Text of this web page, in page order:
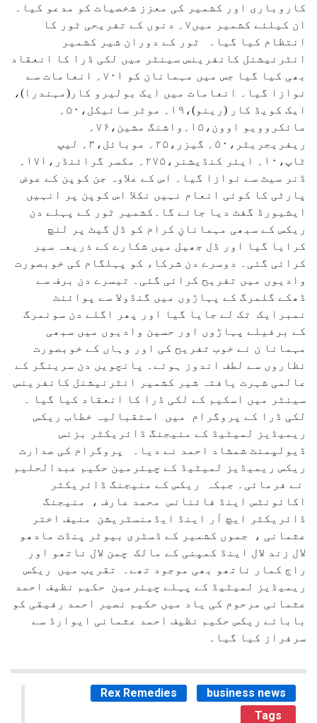
کاروباری اور کشمیر کی معزز شخصیات کو مدعو کیا۔
ان کیلئے کشمیر میں۷؍ دنوں کے تفریحی ٹور کا
انتظام کیا گیا۔ ٹور کے دوران شیر کشمیر
انٹرنیشنل کانفرینس سینٹر میں لکی ڈرا کا انعقاد
بھی کیا گیا جس میں مہمانان کو ۷۰۱؍ انعامات سے
نوازا گیا۔ انعامات میں ایک بولیرو کار(مہندرا)،
ریفریجریٹر،۵۰؍ گیزر،۲۵؍ موبائل،۳؍ لیپ
ڈنر سیٹ سے نوازا گیا۔ اس کے علاوہ جن کوپن کے عوض
پارٹی کا کوئی انعام نہیں نکلا اس کوپن پر انہیں
ایشیورڈ گفٹ دیا جائے گا۔کشمیر ٹور کے پہلے دن
ریکس کے سبھی مہمانانِ کرام کو ڈل گیٹ پر لنچ
کرایا گیا اور ڈل جھیل میں شکارے کے ذریعہ سیر
کرائی گئی۔ دوسرے دن شرکاء کو پہلگام کی خوبصورت
وادیوں میں تفریح کرائی گئی۔ تیسرے دن برف سے
ڈھکے گلمرگ کے پہاڑوں میں گنڈولا سے پوائنٹ
نمبرایک تک لے جایا گیا اور پھر اگلے دن سونمرگ
کے برفیلے پہاڑوں اور حسین وادیوں میں سبھی
مہمانا ن نے خوب تفریح کی اور وہاں کے خوبصورت
نظاروں سے لطف اندوز ہوئے۔ پانچویں دن سرینگر کے
عالمی شہرت یافتہ شیر کشمیر انٹرنیشنل کانفرینس
سینٹر میں اسکیم کے لکی ڈرا کا انعقاد کیا گیا ۔
لکی ڈرا کے پروگرام میں استقبالیہ خطاب ریکس
ریمیڈیز لمیٹیڈ کے منیجنگ ڈائریکٹر بزنس
ڈیولپمنٹ شمشاد احمد نے دیا۔ پروگرام کی صدارت
ریکس ریمیڈیز لمیٹیڈ کے چیئرمین حکیم عبدالحلیم
نے فرمائی۔ جبکہ ریکس کے منیجنگ ڈائریکٹر
اکائونٹس اینڈ فائنانس محمد عارف ، منیجنگ
ڈائریکٹر ایچ آر اینڈ ایڈمنسٹریشن منیف اختر
عثمانی ، جموں کشمیر کے ڈسٹری بیوٹر پنڈت مادھو
لال زند لال اینڈ کمپنی کے مالک چمن لال ناتھو اور
راج کمار ناتھو بھی موجود تھے۔ تقریب میں ریکس
ریمیڈیز لمیٹیڈ کے پہلے چیئرمین حکیم نظیف احمد
عثمانی مرحوم کی یاد میں حکیم نصیر احمد رفیقی کو
بابائے ریکس حکیم نظیف احمد عثمانی ایوارڈ سے
سرفراز کیا گیا۔
Rex Remedies
business news
Tags